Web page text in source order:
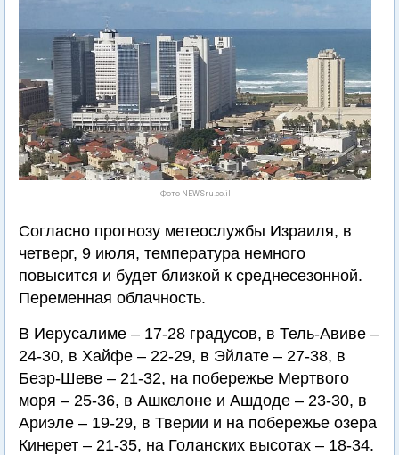
Фото NEWSru.co.il
Согласно прогнозу метеослужбы Израиля, в
четверг, 9 июля, температура немного
повысится и будет близкой к среднесезонной.
Переменная облачность.
В Иерусалиме – 17-28 градусов, в Тель-Авиве –
24-30, в Хайфе – 22-29, в Эйлате – 27-38, в
Беэр-Шеве – 21-32, на побережье Мертвого
моря – 25-36, в Ашкелоне и Ашдоде – 23-30, в
Ариэле – 19-29, в Тверии и на побережье озера
Кинерет – 21-35, на Голанских высотах – 18-34.